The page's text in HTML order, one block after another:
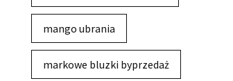
mango ubrania
markowe bluzki byprzedaż